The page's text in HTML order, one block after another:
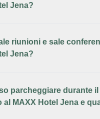
Jena?
riunioni e sale
Jena?
parcheggiare durante
al MAXX Hotel Jena e